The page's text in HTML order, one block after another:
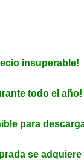
insuperable!
todo el año!
para
se